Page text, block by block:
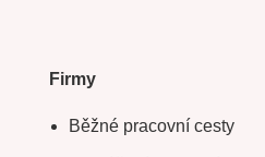
Firmy
Běžné pracovní cesty